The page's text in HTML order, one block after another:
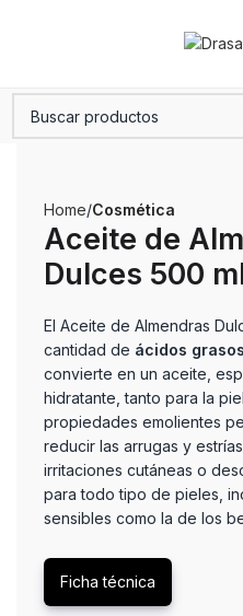
Home Cosmética
Aceite de
Dulces 500
El Aceite de Almendras
cantidad de ácidos
convierte en un aceite,
hidratante, tanto para la
propiedades emolientes
reducir las arrugas y
irritaciones cutáneas o
para todo tipo de pieles,
sensibles como la de los
Ficha técnica